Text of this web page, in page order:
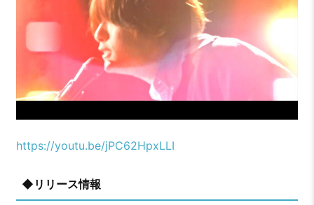
https://youtu.be/jPC62HpxLLI
◆リリース情報